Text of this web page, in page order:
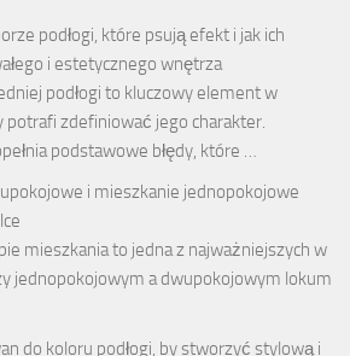
podłogi, które psują efekt i jak ich
i estetycznego wnętrza
podłogi to kluczowy element w
potrafi zdefiniować jego charakter.
podstawowe błędy, które …
i mieszkanie jednopokojowe
mieszkania to jedna z najważniejszych w
jednopokojowym a dwupokojowym lokum
do koloru podłogi, by stworzyć stylową i